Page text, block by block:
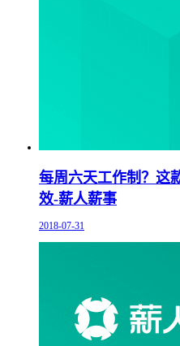
每周六天工作制？这
效-薪人薪事
2018-07-31